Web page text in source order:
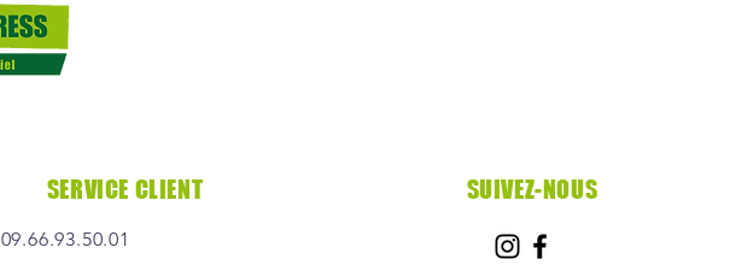
SERVICE CLIENT
09.66.93.50.01
SUIVEZ-NOUS